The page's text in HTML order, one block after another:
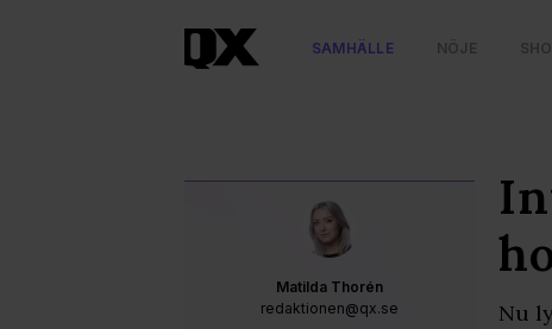
SAMHÄLLE NÖJE
Matilda Thorén
redaktionen@qx.se
Nu